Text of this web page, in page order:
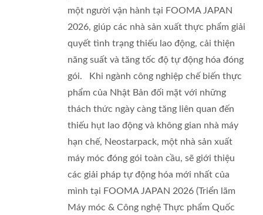
một người vận hành tại FOOMA JAPAN
2026, giúp các nhà sản xuất thực phẩm giải
quyết tình trạng thiếu lao động, cải thiện
năng suất và tăng tốc độ tự động hóa đóng
gói. Khi ngành công nghiệp chế biến thực
phẩm của Nhật Bản đối mặt với những
thách thức ngày càng tăng liên quan đến
thiếu hụt lao động và không gian nhà máy
hạn chế, Neostarpack, một nhà sản xuất
máy móc đóng gói toàn cầu, sẽ giới thiệu
các giải pháp tự động hóa mới nhất của
mình tại FOOMA JAPAN 2026 (Triển lãm
Máy móc & Công nghệ Thực phẩm Quốc